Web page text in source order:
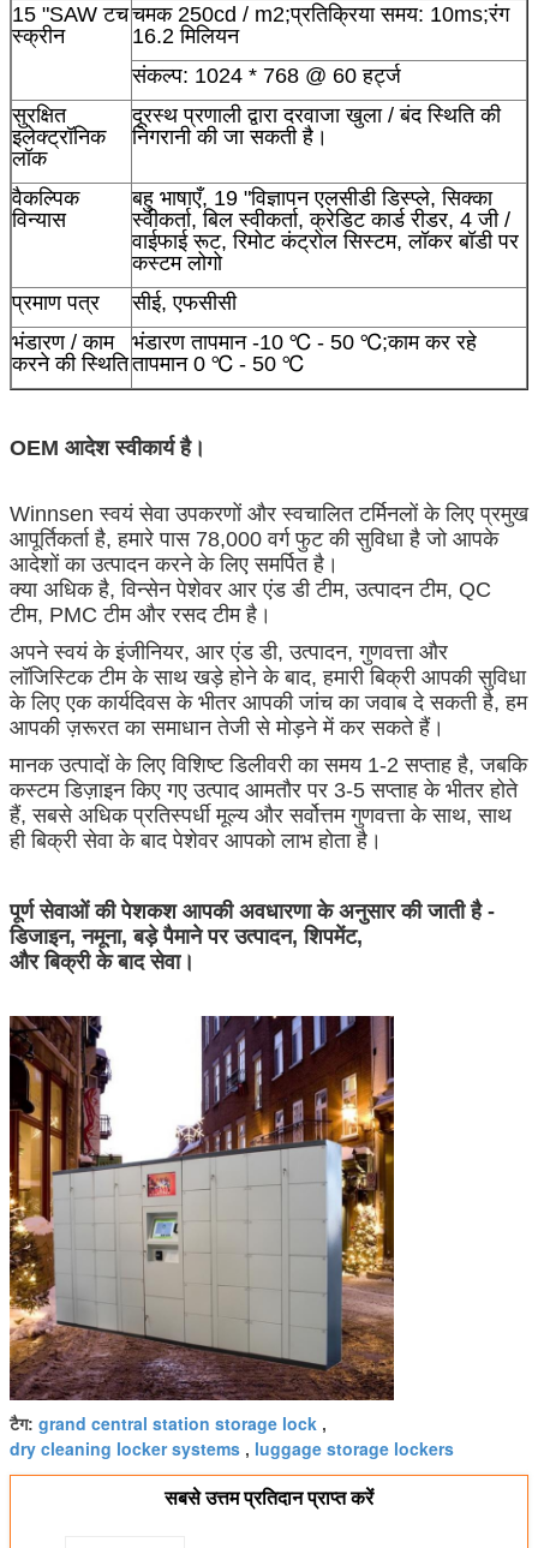
प्रस्तुत
15 "SAW टच
स्क्रीन
चमक 250cd / m2;प्रतिक्रिया समय: 10ms;रंग
16.2 मिलियन
संकल्प: 1024 * 768 @ 60 हर्ट्ज
सुरक्षित
इलेक्ट्रॉनिक
लॉक
दूरस्थ प्रणाली द्वारा दरवाजा खुला / बंद स्थिति की
निगरानी की जा सकती है।
वैकल्पिक
विन्यास
बहु भाषाएँ, 19 "विज्ञापन एलसीडी डिस्प्ले, सिक्का
स्वीकर्ता, बिल स्वीकर्ता, क्रेडिट कार्ड रीडर, 4 जी /
वाईफाई रूट, रिमोट कंट्रोल सिस्टम, लॉकर बॉडी पर
कस्टम लोगो
प्रमाण पत्र
सीई, एफसीसी
भंडारण / काम
करने की स्थिति
भंडारण तापमान -10 ℃ - 50 ℃;काम कर रहे
तापमान 0 ℃ - 50 ℃
OEM आदेश स्वीकार्य है।
Winnsen स्वयं सेवा उपकरणों और स्वचालित टर्मिनलों के लिए प्रमुख
आपूर्तिकर्ता है, हमारे पास 78,000 वर्ग फुट की सुविधा है जो आपके
आदेशों का उत्पादन करने के लिए समर्पित है।
क्या अधिक है, विन्सेन पेशेवर आर एंड डी टीम, उत्पादन टीम, QC
टीम, PMC टीम और रसद टीम है।
अपने स्वयं के इंजीनियर, आर एंड डी, उत्पादन, गुणवत्ता और
लॉजिस्टिक टीम के साथ खड़े होने के बाद, हमारी बिक्री आपकी सुविधा
के लिए एक कार्यदिवस के भीतर आपकी जांच का जवाब दे सकती है, हम
आपकी ज़रूरत का समाधान तेजी से मोड़ने में कर सकते हैं।
मानक उत्पादों के लिए विशिष्ट डिलीवरी का समय 1-2 सप्ताह है, जबकि
कस्टम डिज़ाइन किए गए उत्पाद आमतौर पर 3-5 सप्ताह के भीतर होते
हैं, सबसे अधिक प्रतिस्पर्धी मूल्य और सर्वोत्तम गुणवत्ता के साथ, साथ
ही बिक्री सेवा के बाद पेशेवर आपको लाभ होता है।
पूर्ण सेवाओं की पेशकश आपकी अवधारणा के अनुसार की जाती है -
डिजाइन, नमूना, बड़े पैमाने पर उत्पादन, शिपमेंट,
और बिक्री के बाद सेवा।
टैग: grand central station storage lock ,
dry cleaning locker systems , luggage storage lockers
सबसे उत्तम प्रतिदान प्राप्त करें